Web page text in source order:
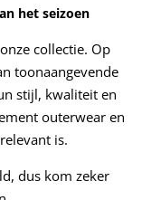
het seizoen
collectie. Op
toonaangevende
stijl, kwaliteit en
outerwear en
is.
dus kom zeker